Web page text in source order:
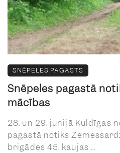
SNĒPELES PAGASTS
Snēpeles pagastā
mācības
28. un 29. jūnijā Kuldīgas
pagastā notiks
brigādes 45. kaujas ...